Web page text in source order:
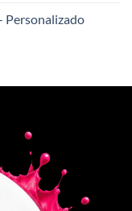
Personalizado